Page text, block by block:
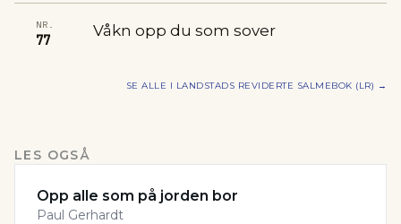
NR.
77
Våkn opp du som sover
SE ALLE I LANDSTADS REVIDERTE SALMEBOK (LR) →
LES OGSÅ
Opp alle som på jorden bor
Paul Gerhardt